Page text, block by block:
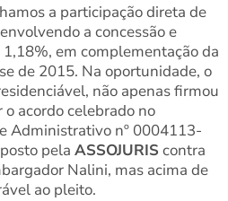
a participação direta de
a concessão e
em complementação da
de 2015. Na oportunidade, o
não apenas firmou
acordo celebrado no
Administrativo nº 0004113-
pela ASSOJURIS contra
Nalini, mas acima de
ao pleito.